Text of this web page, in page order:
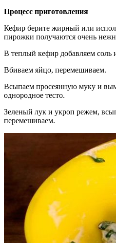
Процесс приготовления
Кефир берите жирный или
пирожки получаются очень
В теплый кефир добавляем соль
Вбиваем яйцо, перемешиваем.
Всыпаем просеянную муку и
однородное тесто.
Зеленый лук и укроп режем,
перемешиваем.